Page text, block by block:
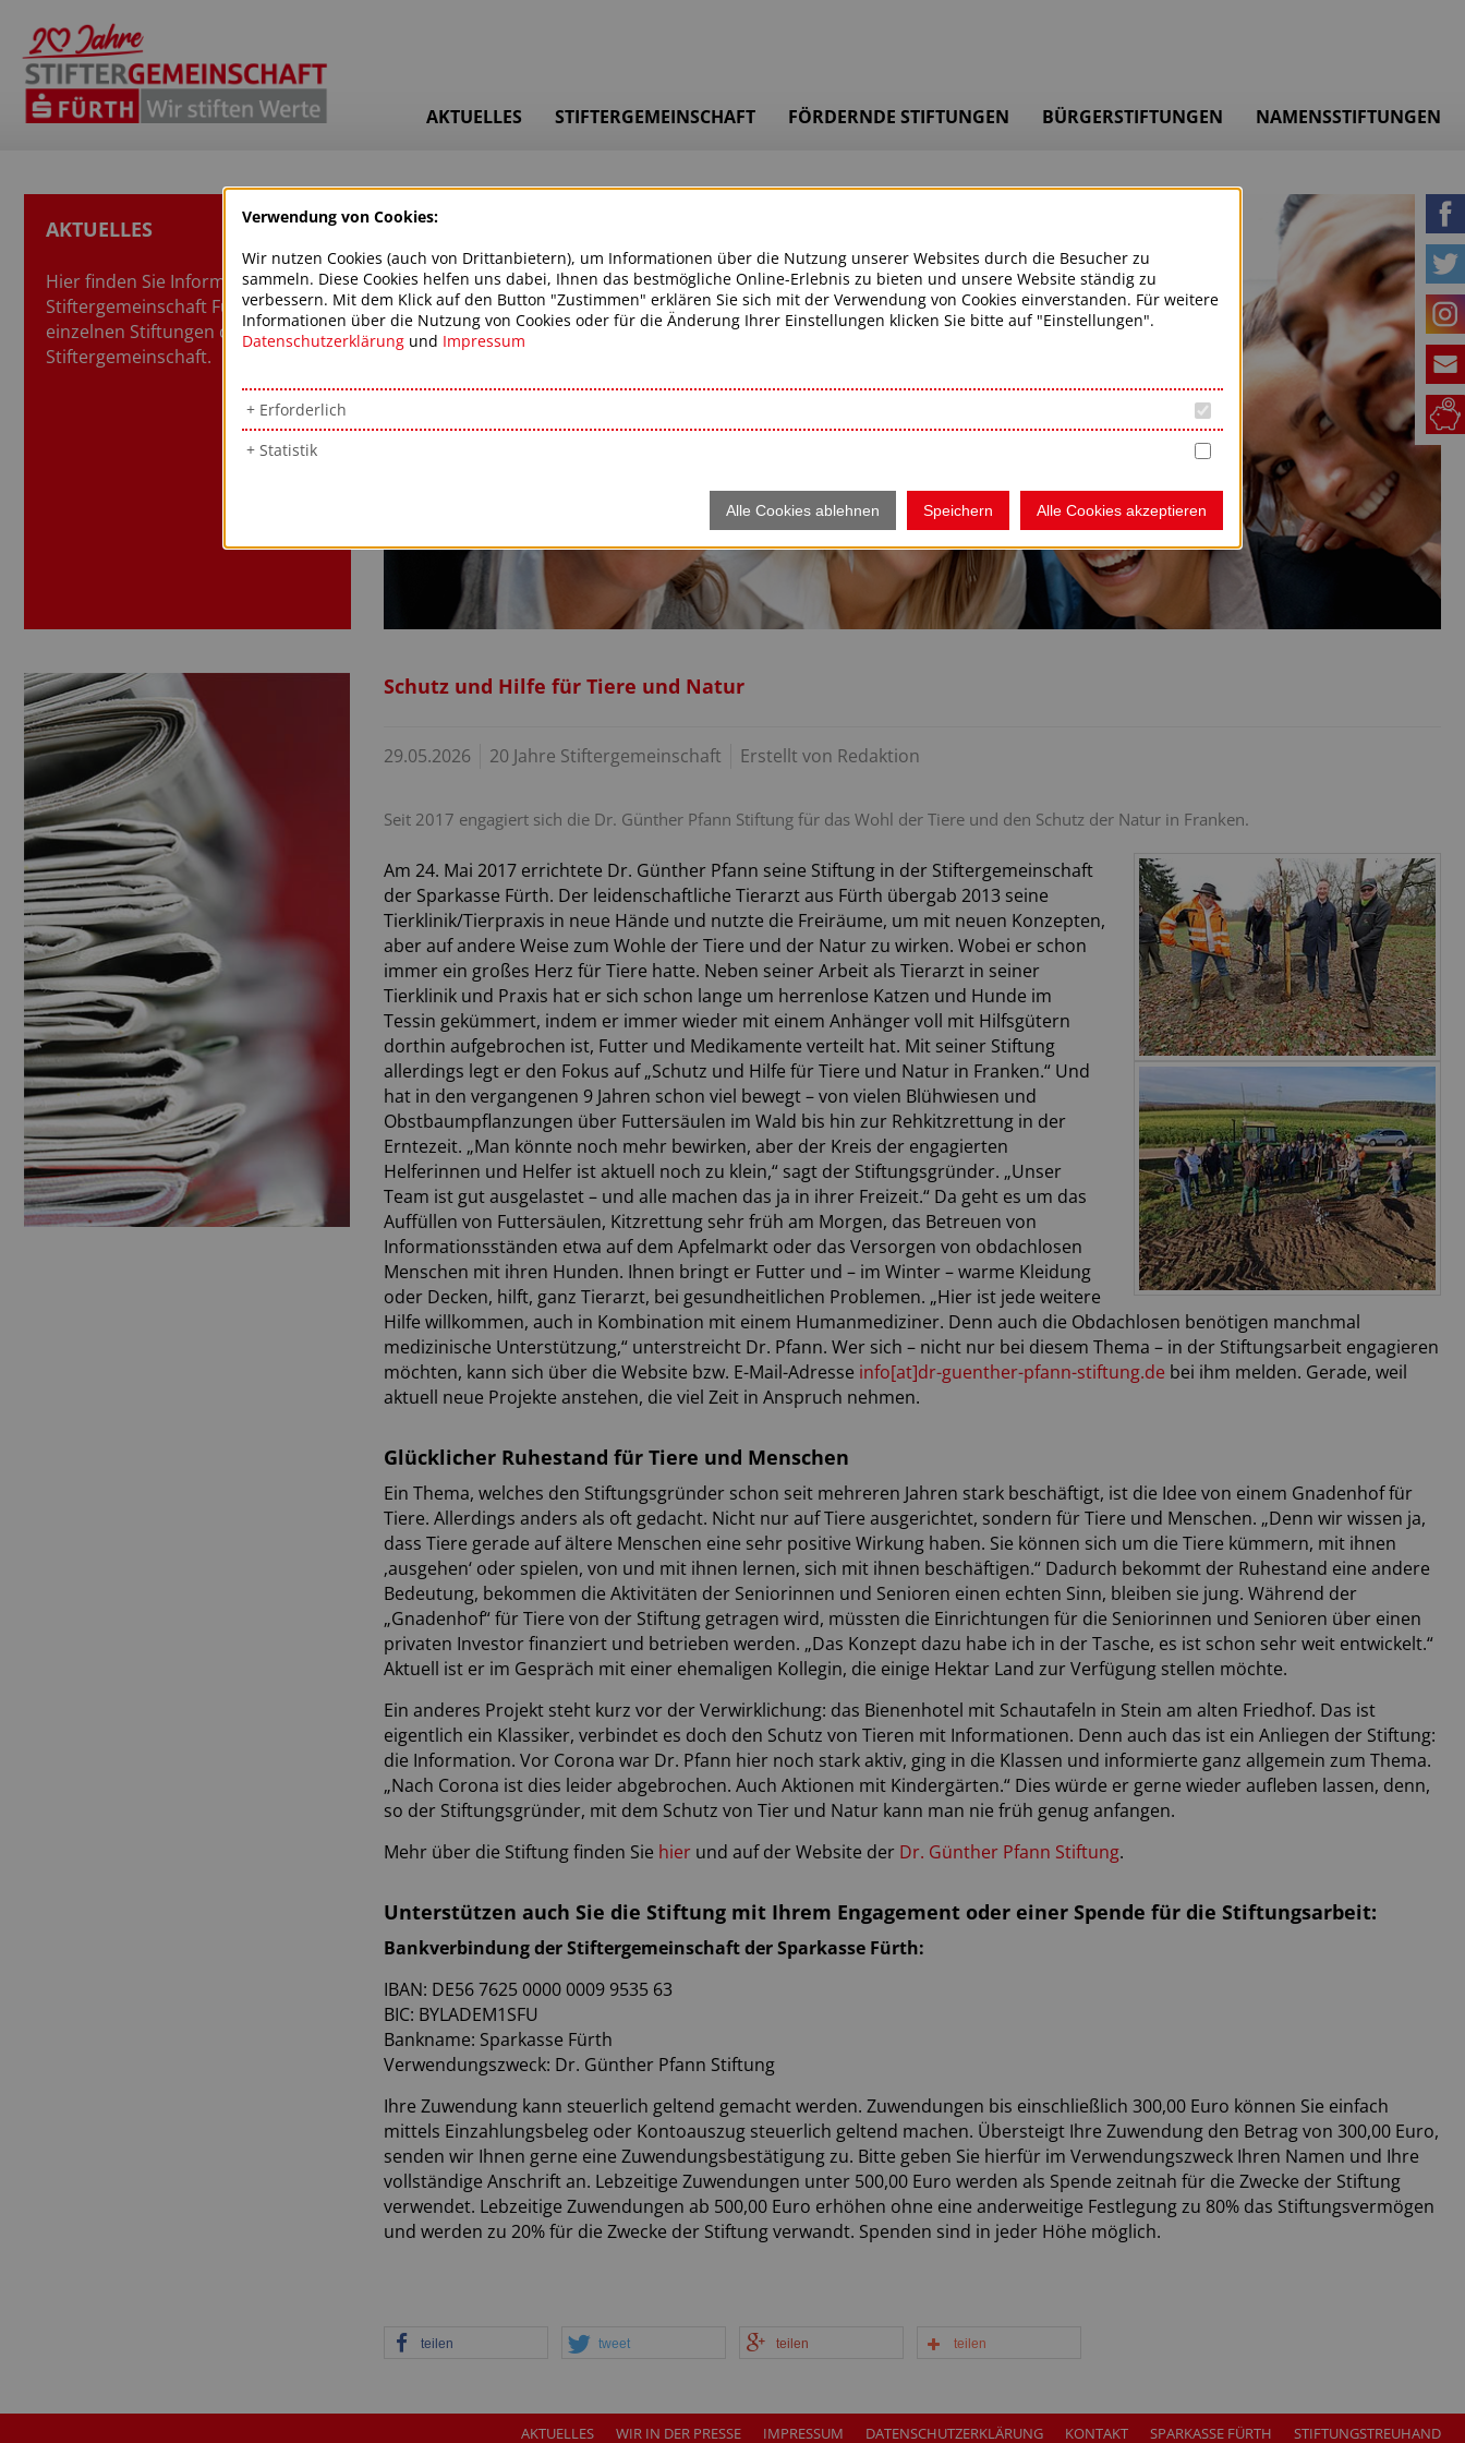
AKTUELLES STIFTERGEMEINSCHAFT FÖRDERNDE STIFTUNGEN BÜRGERSTIFTUNGEN NAMENSSTIFTUNGEN
AKTUELLES
Hier finden Sie Informationen zur
Stiftergemeinschaft Fürth und den
einzelnen Stiftungen der
Stiftergemeinschaft.
Schutz und Hilfe für Tiere und Natur
29.05.2026 20 Jahre Stiftergemeinschaft Erstellt von Redaktion
Seit 2017 engagiert sich die Dr. Günther Pfann Stiftung für das Wohl der Tiere und den Schutz der Natur in Franken.
Am 24. Mai 2017 errichtete Dr. Günther Pfann seine Stiftung in der Stiftergemeinschaft
der Sparkasse Fürth. Der leidenschaftliche Tierarzt aus Fürth übergab 2013 seine
Tierklinik/Tierpraxis in neue Hände und nutzte die Freiräume, um mit neuen Konzepten,
aber auf andere Weise zum Wohle der Tiere und der Natur zu wirken. Wobei er schon
immer ein großes Herz für Tiere hatte. Neben seiner Arbeit als Tierarzt in seiner
Tierklinik und Praxis hat er sich schon lange um herrenlose Katzen und Hunde im
Tessin gekümmert, indem er immer wieder mit einem Anhänger voll mit Hilfsgütern
dorthin aufgebrochen ist, Futter und Medikamente verteilt hat. Mit seiner Stiftung
allerdings legt er den Fokus auf „Schutz und Hilfe für Tiere und Natur in Franken.“ Und
hat in den vergangenen 9 Jahren schon viel bewegt – von vielen Blühwiesen und
Obstbaumpflanzungen über Futtersäulen im Wald bis hin zur Rehkitzrettung in der
Erntezeit. „Man könnte noch mehr bewirken, aber der Kreis der engagierten
Helferinnen und Helfer ist aktuell noch zu klein,“ sagt der Stiftungsgründer. „Unser
Team ist gut ausgelastet – und alle machen das ja in ihrer Freizeit.“ Da geht es um das
Auffüllen von Futtersäulen, Kitzrettung sehr früh am Morgen, das Betreuen von
Informationsständen etwa auf dem Apfelmarkt oder das Versorgen von obdachlosen
Menschen mit ihren Hunden. Ihnen bringt er Futter und – im Winter – warme Kleidung
oder Decken, hilft, ganz Tierarzt, bei gesundheitlichen Problemen. „Hier ist jede weitere
Hilfe willkommen, auch in Kombination mit einem Humanmediziner. Denn auch die Obdachlosen benötigen manchmal
medizinische Unterstützung,“ unterstreicht Dr. Pfann. Wer sich – nicht nur bei diesem Thema – in der Stiftungsarbeit engagieren
möchten, kann sich über die Website bzw. E-Mail-Adresse info[at]dr-guenther-pfann-stiftung.de bei ihm melden. Gerade, weil
aktuell neue Projekte anstehen, die viel Zeit in Anspruch nehmen.
Glücklicher Ruhestand für Tiere und Menschen
Ein Thema, welches den Stiftungsgründer schon seit mehreren Jahren stark beschäftigt, ist die Idee von einem Gnadenhof für
Tiere. Allerdings anders als oft gedacht. Nicht nur auf Tiere ausgerichtet, sondern für Tiere und Menschen. „Denn wir wissen ja,
dass Tiere gerade auf ältere Menschen eine sehr positive Wirkung haben. Sie können sich um die Tiere kümmern, mit ihnen
‚ausgehen‘ oder spielen, von und mit ihnen lernen, sich mit ihnen beschäftigen.“ Dadurch bekommt der Ruhestand eine andere
Bedeutung, bekommen die Aktivitäten der Seniorinnen und Senioren einen echten Sinn, bleiben sie jung. Während der
„Gnadenhof“ für Tiere von der Stiftung getragen wird, müssten die Einrichtungen für die Seniorinnen und Senioren über einen
privaten Investor finanziert und betrieben werden. „Das Konzept dazu habe ich in der Tasche, es ist schon sehr weit entwickelt.“
Aktuell ist er im Gespräch mit einer ehemaligen Kollegin, die einige Hektar Land zur Verfügung stellen möchte.
Ein anderes Projekt steht kurz vor der Verwirklichung: das Bienenhotel mit Schautafeln in Stein am alten Friedhof. Das ist
eigentlich ein Klassiker, verbindet es doch den Schutz von Tieren mit Informationen. Denn auch das ist ein Anliegen der Stiftung:
die Information. Vor Corona war Dr. Pfann hier noch stark aktiv, ging in die Klassen und informierte ganz allgemein zum Thema.
„Nach Corona ist dies leider abgebrochen. Auch Aktionen mit Kindergärten.“ Dies würde er gerne wieder aufleben lassen, denn,
so der Stiftungsgründer, mit dem Schutz von Tier und Natur kann man nie früh genug anfangen.
Mehr über die Stiftung finden Sie hierund auf der Website der Dr. Günther Pfann Stiftung.
Unterstützen auch Sie die Stiftung mit Ihrem Engagement oder einer Spende für die Stiftungsarbeit:
Bankverbindung der Stiftergemeinschaft der Sparkasse Fürth:
IBAN: DE56 7625 0000 0009 9535 63
BIC: BYLADEM1SFU
Bankname: Sparkasse Fürth
Verwendungszweck: Dr. Günther Pfann Stiftung
Ihre Zuwendung kann steuerlich geltend gemacht werden. Zuwendungen bis einschließlich 300,00 Euro können Sie einfach
mittels Einzahlungsbeleg oder Kontoauszug steuerlich geltend machen. Übersteigt Ihre Zuwendung den Betrag von 300,00 Euro,
senden wir Ihnen gerne eine Zuwendungsbestätigung zu. Bitte geben Sie hierfür im Verwendungszweck Ihren Namen und Ihre
vollständige Anschrift an. Lebzeitige Zuwendungen unter 500,00 Euro werden als Spende zeitnah für die Zwecke der Stiftung
verwendet. Lebzeitige Zuwendungen ab 500,00 Euro erhöhen ohne eine anderweitige Festlegung zu 80% das Stiftungsvermögen
und werden zu 20% für die Zwecke der Stiftung verwandt. Spenden sind in jeder Höhe möglich.
teilen tweet teilen teilen
AKTUELLES WIR IN DER PRESSE IMPRESSUM DATENSCHUTZERKLÄRUNG KONTAKT SPARKASSE FÜRTH STIFTUNGSTREUHAND
Verwendung von Cookies:
Wir nutzen Cookies (auch von Drittanbietern), um Informationen über die Nutzung unserer Websites durch die Besucher zu
sammeln. Diese Cookies helfen uns dabei, Ihnen das bestmögliche Online-Erlebnis zu bieten und unsere Website ständig zu
verbessern. Mit dem Klick auf den Button "Zustimmen" erklären Sie sich mit der Verwendung von Cookies einverstanden. Für weitere
Informationen über die Nutzung von Cookies oder für die Änderung Ihrer Einstellungen klicken Sie bitte auf "Einstellungen".
Datenschutzerklärung und Impressum
Erforderlich
Statistik
Alle Cookies ablehnen Speichern Alle Cookies akzeptieren